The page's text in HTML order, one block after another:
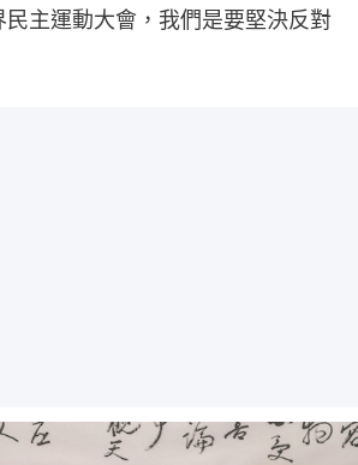
主運動大會，我們是要堅決反對